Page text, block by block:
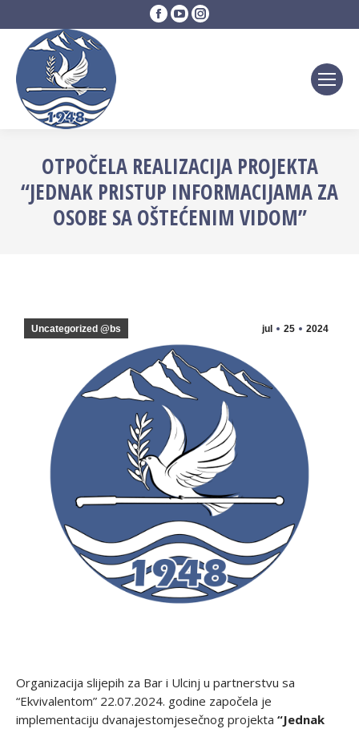
Facebook
page
YouTube
page
Instagram
page
OTPOČELA REALIZACIJA PROJEKTA
“JEDNAK PRISTUP INFORMACIJAMA ZA
OSOBE SA OŠTEĆENIM VIDOM”
jul 25 2024
Uncategorized @bs
Organizacija slijepih za Bar i Ulcinj u partnerstvu sa
“Ekvivalentom” 22.07.2024. godine započela je
implementaciju dvanajestomjesečnog projekta “Jednak